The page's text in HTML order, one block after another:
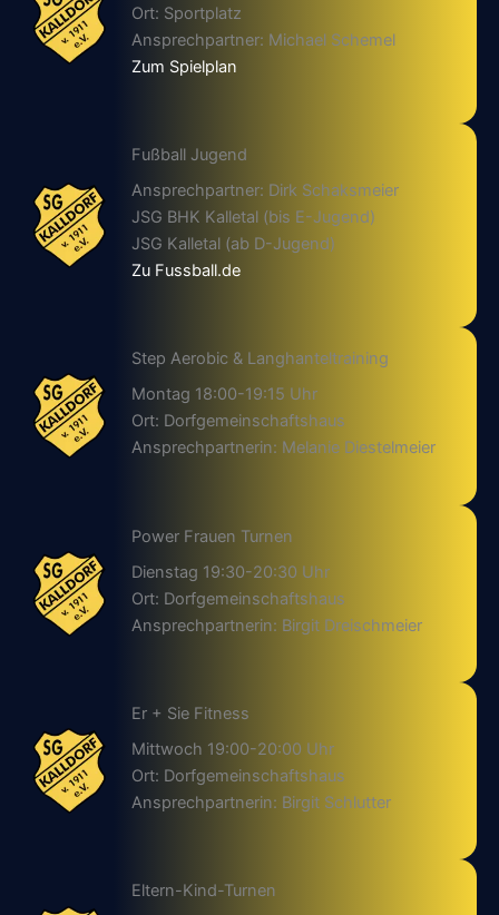
Ort: Sportplatz
Ansprechpartner: Michael Schemel
Zum Spielplan
Fußball Jugend
Ansprechpartner: Dirk Schaksmeier
JSG BHK Kalletal (bis E-Jugend)
JSG Kalletal (ab D-Jugend)
Zu Fussball.de
Step Aerobic & Langhanteltraining
Montag 18:00-19:15 Uhr
Ort: Dorfgemeinschaftshaus
Ansprechpartnerin: Melanie Diestelmeier
Power Frauen Turnen
Dienstag 19:30-20:30 Uhr
Ort: Dorfgemeinschaftshaus
Ansprechpartnerin: Birgit Dreischmeier
Er + Sie Fitness
Mittwoch 19:00-20:00 Uhr
Ort: Dorfgemeinschaftshaus
Ansprechpartnerin: Birgit Schlutter
Eltern-Kind-Turnen